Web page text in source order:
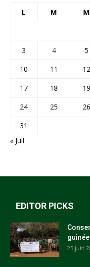
L M M
3
4 5
10
11 12
17
18 19
24
25 26
31
« Juil
EDITOR PICKS
25 juin